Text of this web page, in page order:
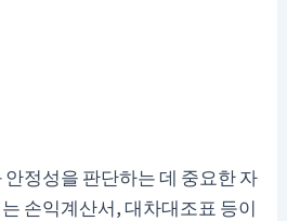
정성을 판단하는 데 중요한 자
손익계산서, 대차대조표 등이